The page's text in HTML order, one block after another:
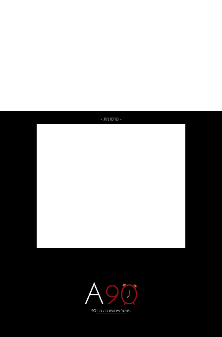
- פרסומת -